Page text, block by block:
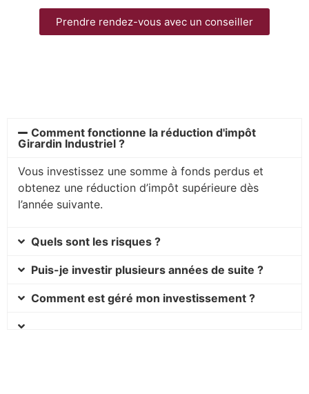
Prendre rendez-vous avec un conseiller
Comment fonctionne la réduction d'impôt
Girardin Industriel ?
Vous investissez une somme à fonds perdus et
obtenez une réduction d’impôt supérieure dès
l’année suivante.
Quels sont les risques ?
Puis-je investir plusieurs années de suite ?
Comment est géré mon investissement ?